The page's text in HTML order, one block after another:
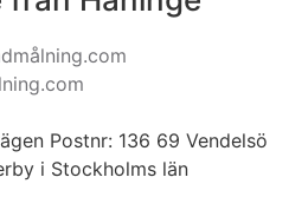
Postnr: 136 69 Vendelsö
i Stockholms län